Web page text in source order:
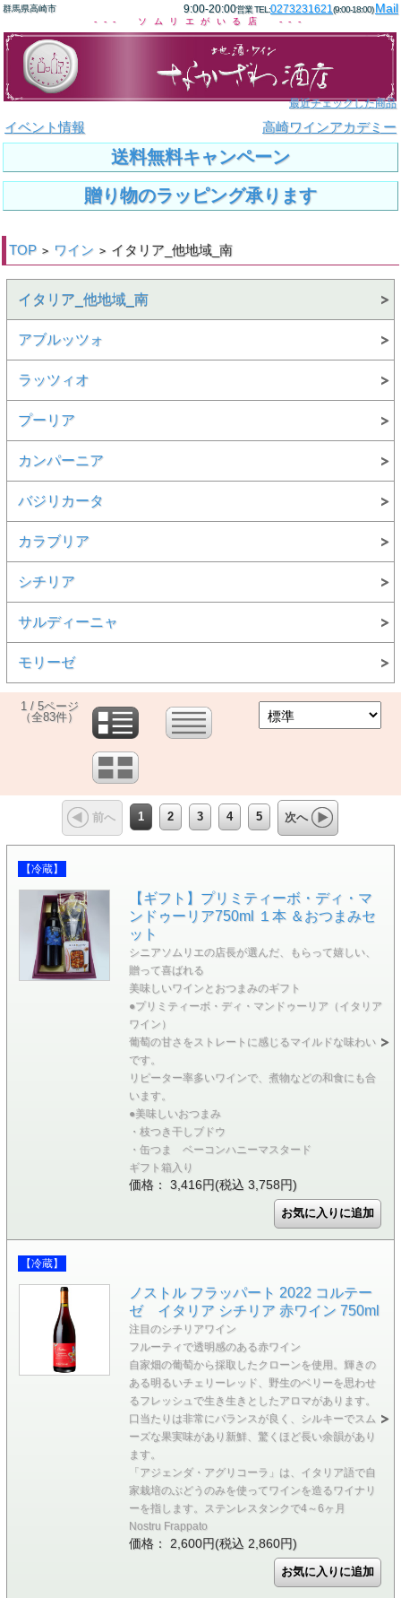
群馬県高崎市 9:00-20:00営業 TEL:0273231621(9:00-18:00)Mail
--- ソムリエがいる店 ---
最近チェックした商品
イベント情報 高崎ワインアカデミー
送料無料キャンペーン
贈り物のラッピング承ります
TOP > ワイン > イタリア_他地域_南
イタリア_他地域_南
アブルッツォ
ラッツィオ
プーリア
カンパーニア
バジリカータ
カラブリア
シチリア
サルディーニャ
モリーゼ
1 / 5ページ
（全83件）
前へ 1 2 3 4 5 次へ
【冷蔵】
【ギフト】プリミティーボ・ディ・マ
ンドゥーリア750ml １本 ＆おつまみセ
ット
シニアソムリエの店長が選んだ、もらって嬉しい、
贈って喜ばれる
美味しいワインとおつまみのギフト
●プリミティーボ・ディ・マンドゥーリア（イタリア
ワイン）
葡萄の甘さをストレートに感じるマイルドな味わい
です。
リピーター率多いワインで、煮物などの和食にも合
います。
●美味しいおつまみ
・枝つき干しブドウ
・缶つま ベーコンハニーマスタード
ギフト箱入り
価格： 3,416円(税込 3,758円)
【冷蔵】
ノストル フラッパート 2022 コルテー
ゼ イタリア シチリア 赤ワイン 750ml
注目のシチリアワイン
フルーティで透明感のある赤ワイン
自家畑の葡萄から採取したクローンを使用。輝きの
ある明るいチェリーレッド、野生のベリーを思わせ
るフレッシュで生き生きとしたアロマがあります。
口当たりは非常にバランスが良く、シルキーでスム
ーズな果実味があり新鮮、驚くほど長い余韻があり
ます。
「アジェンダ・アグリコーラ」は、イタリア語で自
家栽培のぶどうのみを使ってワインを造るワイナリ
ーを指します。ステンレスタンクで4～6ヶ月
Nostru Frappato
価格： 2,600円(税込 2,860円)